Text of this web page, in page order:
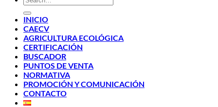
INICIO
CAECV
AGRICULTURA ECOLÓGICA
CERTIFICACIÓN
BUSCADOR
PUNTOS DE VENTA
NORMATIVA
PROMOCIÓN Y COMUNICACIÓN
CONTACTO